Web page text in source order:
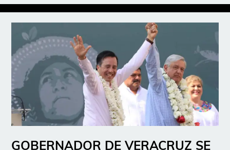
GOBERNADOR DE VERACRUZ SE